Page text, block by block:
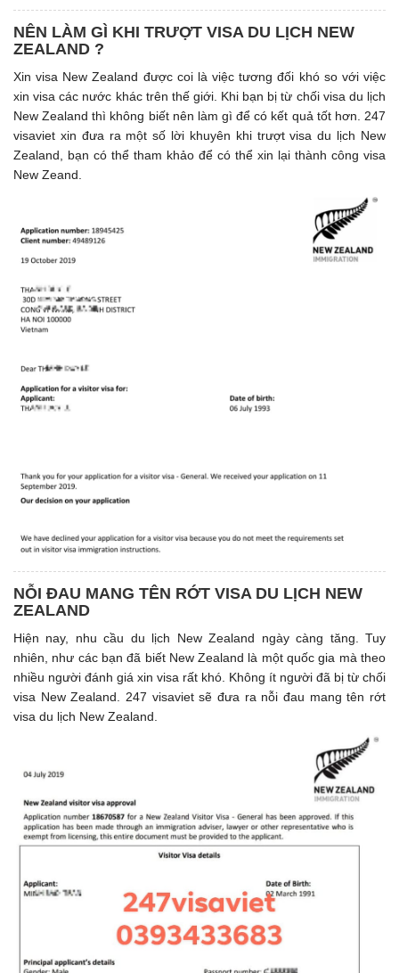
NÊN LÀM GÌ KHI TRƯỢT VISA DU LỊCH NEW
ZEALAND ?
Xin visa New Zealand được coi là việc tương đối khó so với việc
xin visa các nước khác trên thế giới. Khi bạn bị từ chối visa du lịch
New Zealand thì không biết nên làm gì để có kết quả tốt hơn. 247
visaviet xin đưa ra một số lời khuyên khi trượt visa du lịch New
Zealand, bạn có thể tham khảo để có thể xin lại thành công visa
New Zeand.
NỖI ĐAU MANG TÊN RỚT VISA DU LỊCH NEW
ZEALAND
Hiện nay, nhu cầu du lịch New Zealand ngày càng tăng. Tuy
nhiên, như các bạn đã biết New Zealand là một quốc gia mà theo
nhiều người đánh giá xin visa rất khó. Không ít người đã bị từ chối
visa New Zealand. 247 visaviet sẽ đưa ra nỗi đau mang tên rớt
visa du lịch New Zealand.